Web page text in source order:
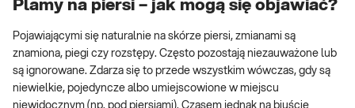
Plamy na piersi – jak mogą się objawiać?
Pojawiającymi się naturalnie na skórze piersi, zmianami są
znamiona, piegi czy rozstępy. Często pozostają niezauważone lub
są ignorowane. Zdarza się to przede wszystkim wówczas, gdy są
niewielkie, pojedyncze albo umiejscowione w miejscu